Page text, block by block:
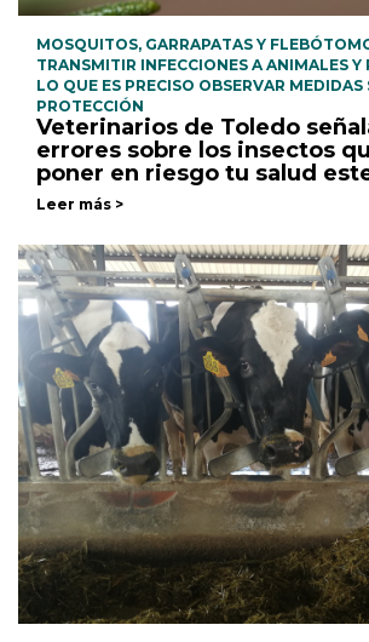
MOSQUITOS, GARRAPATAS Y
TRANSMITIR INFECCIONES A ANIMALES Y
LO QUE ES PRECISO OBSERVAR MEDIDAS
PROTECCIÓN
Veterinarios de Toledo
errores sobre los insectos
poner en riesgo tu salud
Leer más >